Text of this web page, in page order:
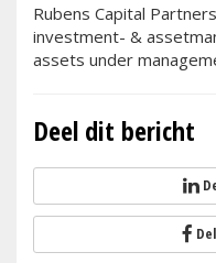
Rubens Capital
investment- &
assets under
Deel dit bericht